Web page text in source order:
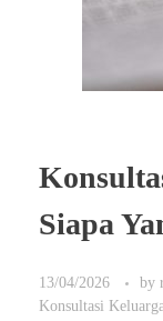
Siapa
13/04/2026 by
Konsultasi Keluarga